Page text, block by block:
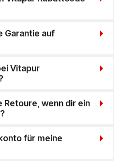
Garantie auf
Vitapur
wenn dir ein
für meine